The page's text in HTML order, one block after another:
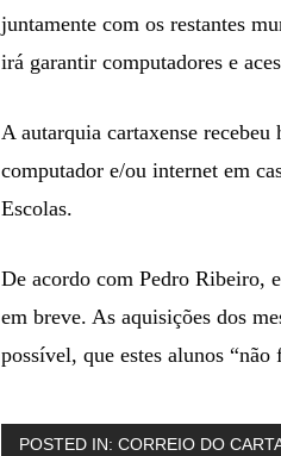
juntamente com os restantes
irá garantir computadores e
A autarquia cartaxense
computador e/ou internet em
Escolas.
De acordo com Pedro Ribeiro,
em breve. As aquisições dos
possível, que estes alunos
POSTED IN:CORREIO DO